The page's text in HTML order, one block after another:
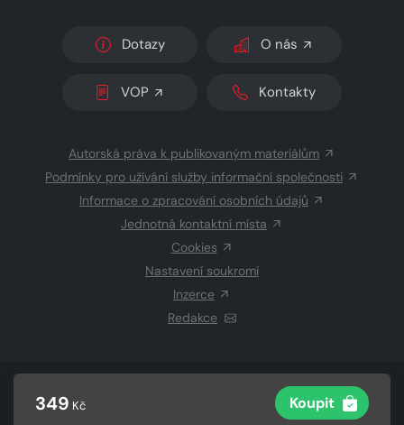
349 Kč Koupit
Dotazy O nás
VOP Kontakty
Autorská práva k publikovaným materiálům
Podmínky pro užívání služby informační společnosti
Informace o zpracování osobních údajů
Jednotná kontaktní místa
Cookies
Nastavení soukromí
Inzerce
Redakce
CZECH NEWS CENTER a.s.a dodavatelé